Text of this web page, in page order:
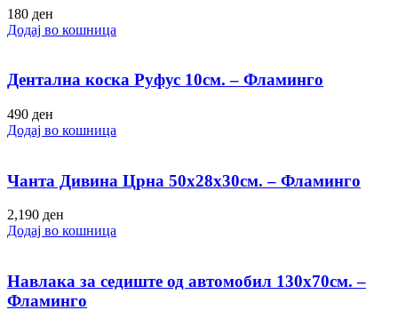
180 ден
Додај во кошница
Дентална коска Руфус 10см. – Фламинго
490 ден
Додај во кошница
Чанта Дивина Црна 50х28х30см. – Фламинго
2,190 ден
Додај во кошница
Навлака за седиште од автомобил 130х70см. –
Фламинго